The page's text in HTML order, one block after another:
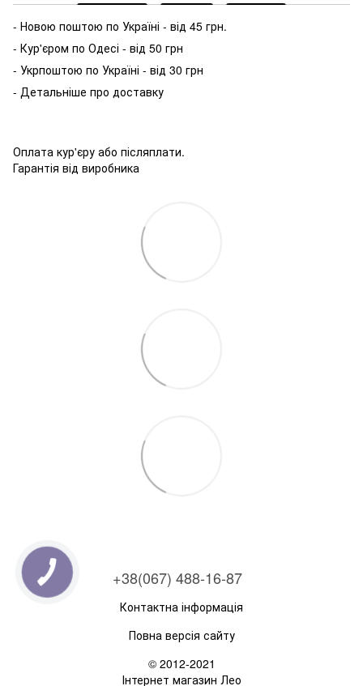
- Новою поштою по Україні - від 45 грн.
- Кур'єром по Одесі - від 50 грн
- Укрпоштою по Україні - від 30 грн
- Детальніше про доставку
Оплата кур'єру або післяплати.
Гарантія від виробника
+38(067) 488-16-87
Контактна інформація
Повна версія сайту
© 2012-2021
Інтернет магазин Лео